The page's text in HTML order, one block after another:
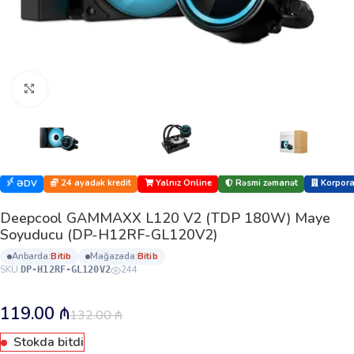
ƏDV 24 ayadək kredit Yalnız Online Rəsmi zəmanət
Deepcool GAMMAXX L120 V2 (TDP 180W) Maye
Soyuducu (DP-H12RF-GL120V2)
anbarda: bi̇ti̇b mağazada: bi̇ti̇b
SKU: DP-H12RF-GL120V2 244
132.00₼
119.00 ₼
Stokda bitdi